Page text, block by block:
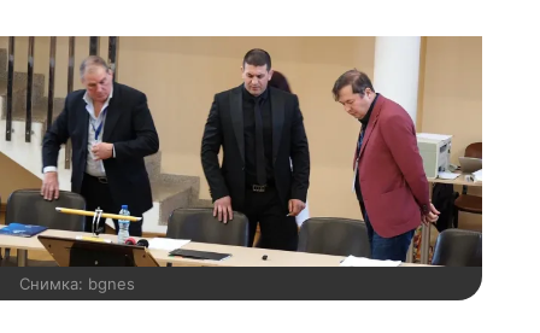
Снимка: bgnes